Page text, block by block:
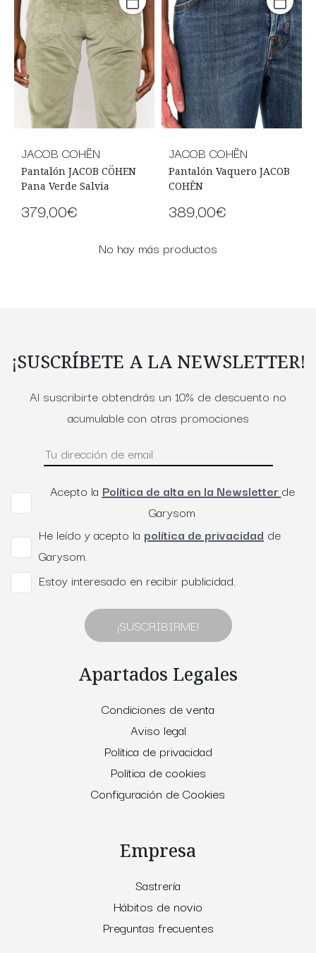
JACOB COHËN
Pantalón JACOB CÖHEN
Pana Verde Salvia
379,00€
JACOB COHËN
Pantalón Vaquero JACOB
COHËN
389,00€
No hay más productos
¡SUSCRÍBETE A LA NEWSLETTER!
Al suscribirte obtendrás un 10% de descuento no
acumulable con otras promociones
Acepto la Política de alta en la Newsletterde
Garysom
He leído y acepto la política de privacidad de
Garysom.
Estoy interesado en recibir publicidad.
¡SUSCRIBIRME!
Apartados Legales
Condiciones de venta
Aviso legal
Política de privacidad
Política de cookies
Configuración de Cookies
Empresa
Sastrería
Hábitos de novio
Preguntas frecuentes